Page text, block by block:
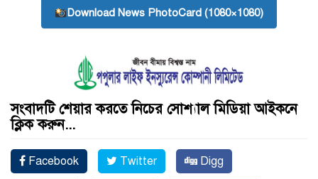
Download News PhotoCard (1080×1080)
সংবাদটি শেয়ার করতে নিচের সোশ্যাল মিডিয়া আইকনে
ক্লিক করুন...
Facebook Twitter Digg